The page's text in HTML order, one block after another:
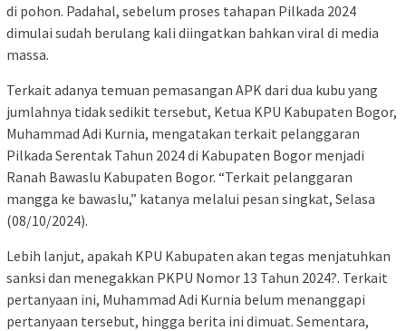
di pohon. Padahal, sebelum proses tahapan Pilkada 2024
dimulai sudah berulang kali diingatkan bahkan viral di media
massa.
Terkait adanya temuan pemasangan APK dari dua kubu yang
jumlahnya tidak sedikit tersebut, Ketua KPU Kabupaten Bogor,
Muhammad Adi Kurnia, mengatakan terkait pelanggaran
Pilkada Serentak Tahun 2024 di Kabupaten Bogor menjadi
Ranah Bawaslu Kabupaten Bogor. “Terkait pelanggaran
mangga ke bawaslu,” katanya melalui pesan singkat, Selasa
(08/10/2024).
Lebih lanjut, apakah KPU Kabupaten akan tegas menjatuhkan
sanksi dan menegakkan PKPU Nomor 13 Tahun 2024?. Terkait
pertanyaan ini, Muhammad Adi Kurnia belum menanggapi
pertanyaan tersebut, hingga berita ini dimuat. Sementara,